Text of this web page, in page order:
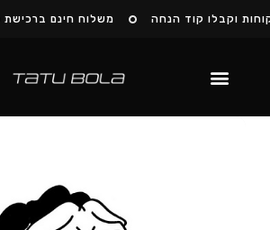
משלוח חינם ברכישת וקבלו קוד הנחה